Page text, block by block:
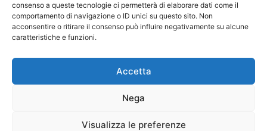
consenso a queste tecnologie ci permetterà di elaborare dati come il
comportamento di navigazione o ID unici su questo sito. Non
acconsentire o ritirare il consenso può influire negativamente su alcune
caratteristiche e funzioni.
Accetta
Nega
Visualizza le preferenze
Web(9)
week end(45)
Wellness(11)
Regolamento
Registrati Contatti